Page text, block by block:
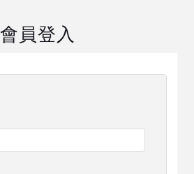
會員登入